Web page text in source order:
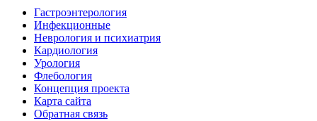
Гастроэнтерология
Инфекционные
Неврология и психиатрия
Кардиология
Урология
Флебология
Концепция проекта
Карта сайта
Обратная связь